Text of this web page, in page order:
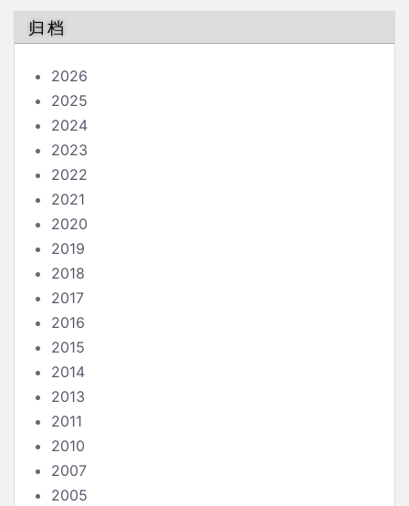
归档
2026
2025
2024
2023
2022
2021
2020
2019
2018
2017
2016
2015
2014
2013
2011
2010
2007
2005